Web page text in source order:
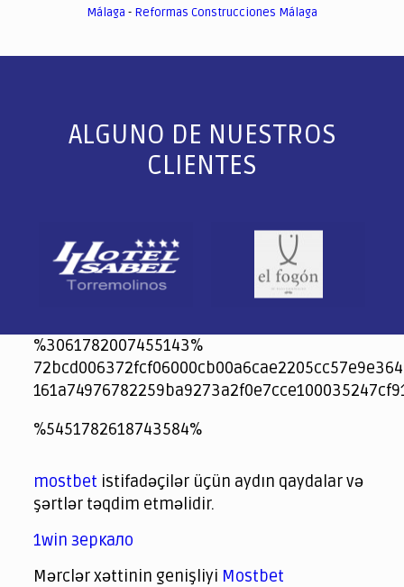
Málaga - Reformas Construcciones Málaga
ALGUNO DE NUESTROS
CLIENTES
%3061782007455143%
jeetcity
1xbet
jeet city casino
%5451782618743584%
spintiger
Avabet
Spinrise
Crown Green
Crowngreen casino login
슈가 러쉬1000 슬롯
crazy time casino online
1xcasinozambia.com
codingworldnews.com
parimatch.kr
winorio
winorio casino
winorio
mostbet istifadəçilər üçün aydın qaydalar və
şərtlər təqdim etməlidir.
1win зеркало
Mərclər xəttinin genişliyi Mostbet